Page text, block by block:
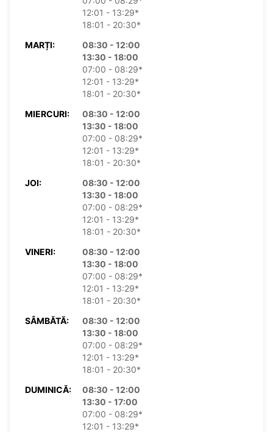
12:01 - 13:29*
18:01 - 20:30*
MARȚI:
08:30 - 12:00
13:30 - 18:00
07:00 - 08:29*
12:01 - 13:29*
18:01 - 20:30*
MIERCURI:
08:30 - 12:00
13:30 - 18:00
07:00 - 08:29*
12:01 - 13:29*
18:01 - 20:30*
JOI:
08:30 - 12:00
13:30 - 18:00
07:00 - 08:29*
12:01 - 13:29*
18:01 - 20:30*
VINERI:
08:30 - 12:00
13:30 - 18:00
07:00 - 08:29*
12:01 - 13:29*
18:01 - 20:30*
SÂMBĂTĂ:
08:30 - 12:00
13:30 - 18:00
07:00 - 08:29*
12:01 - 13:29*
18:01 - 20:30*
DUMINICĂ:
08:30 - 12:00
13:30 - 17:00
07:00 - 08:29*
12:01 - 13:29*